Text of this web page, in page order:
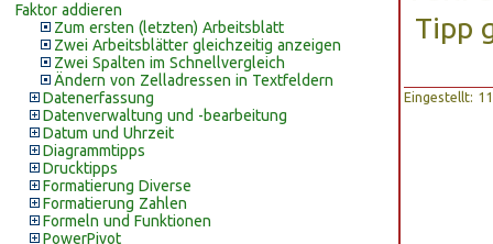
Faktor addieren
Zum ersten (letzten) Arbeitsblatt
Zwei Arbeitsblätter gleichzeitig anzeigen
Zwei Spalten im Schnellvergleich
Ändern von Zelladressen in Textfeldern
Datenerfassung
Datenverwaltung und -bearbeitung
Datum und Uhrzeit
Diagrammtipps
Drucktipps
Formatierung Diverse
Formatierung Zahlen
Formeln und Funktionen
PowerPivot
Tipp
Eingestellt: